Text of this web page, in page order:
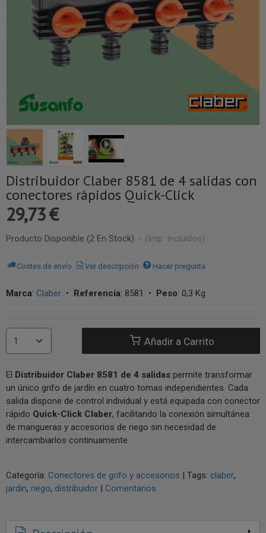
Distribuidor Claber 8581 de 4 salidas con
conectores rápidos Quick-Click
29,73 €
Producto Disponible (2 En Stock) - (Imp. Incluidos)
Costes de envío Ver descripción Hacer pregunta
Marca: Claber • Referencia: 8581 • Peso: 0,3 Kg
Añadir a Carrito
El Distribuidor Claber 8581 de 4 salidas permite transformar
un único grifo de jardín en cuatro tomas independientes. Cada
salida dispone de control individual y está equipada con conector
rápido Quick-Click Claber, facilitando la conexión simultánea
de mangueras y accesorios de riego sin necesidad de
intercambiarlos continuamente.
Categoría: Conectores de grifo y accesorios | Tags: claber
jardin riego distribuidor | Comentarios